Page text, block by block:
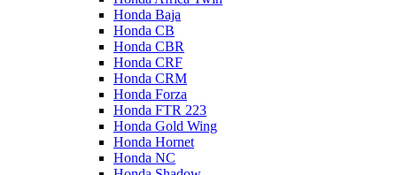
Honda Baja
Honda CB
Honda CBR
Honda CRF
Honda CRM
Honda Forza
Honda FTR 223
Honda Gold Wing
Honda Hornet
Honda NC